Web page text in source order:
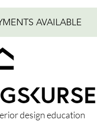
AVAILABLE
design education